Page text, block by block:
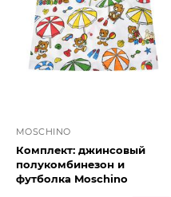
MOSCHINO
Комплект: джинсовый
полукомбинезон и
футболка Moschino